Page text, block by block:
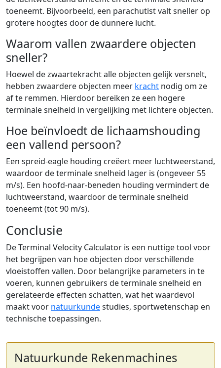
toeneemt. Bijvoorbeeld, een parachutist valt sneller op
grotere hoogtes door de dunnere lucht.
Waarom vallen zwaardere objecten
sneller?
Hoewel de zwaartekracht alle objecten gelijk versnelt,
hebben zwaardere objecten meer kracht nodig om ze
af te remmen. Hierdoor bereiken ze een hogere
terminale snelheid in vergelijking met lichtere objecten.
Hoe beïnvloedt de lichaamshouding
een vallend persoon?
Een spreid-eagle houding creëert meer luchtweerstand,
waardoor de terminale snelheid lager is (ongeveer 55
m/s). Een hoofd-naar-beneden houding vermindert de
luchtweerstand, waardoor de terminale snelheid
toeneemt (tot 90 m/s).
Conclusie
De Terminal Velocity Calculator is een nuttige tool voor
het begrijpen van hoe objecten door verschillende
vloeistoffen vallen. Door belangrijke parameters in te
voeren, kunnen gebruikers de terminale snelheid en
gerelateerde effecten schatten, wat het waardevol
maakt voor natuurkundestudies, sportwetenschap en
technische toepassingen.
Natuurkunde Rekenmachines